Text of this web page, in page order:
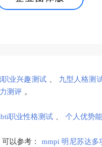
业兴趣测试 九型人格测
测评 。
职业性格测试 个人优势
以参考： mmpi 明尼苏达多